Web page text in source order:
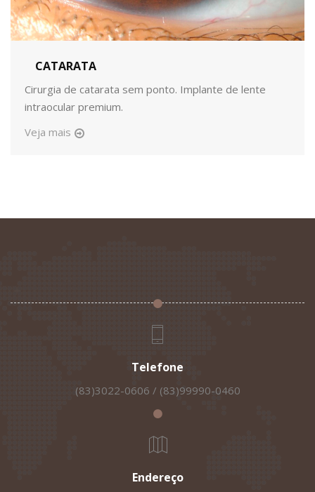
CATARATA
Cirurgia de catarata sem ponto. Implante de lente
intraocular premium.
Veja mais
Telefone
(83)3022-0606 / (83)99990-0460
Endereço